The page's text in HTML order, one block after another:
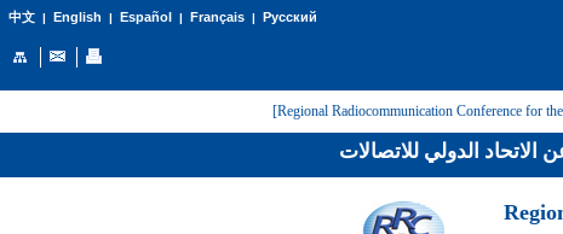
中文| English | Español | Français| Русский
الاتحاد الدولي للاتصالات